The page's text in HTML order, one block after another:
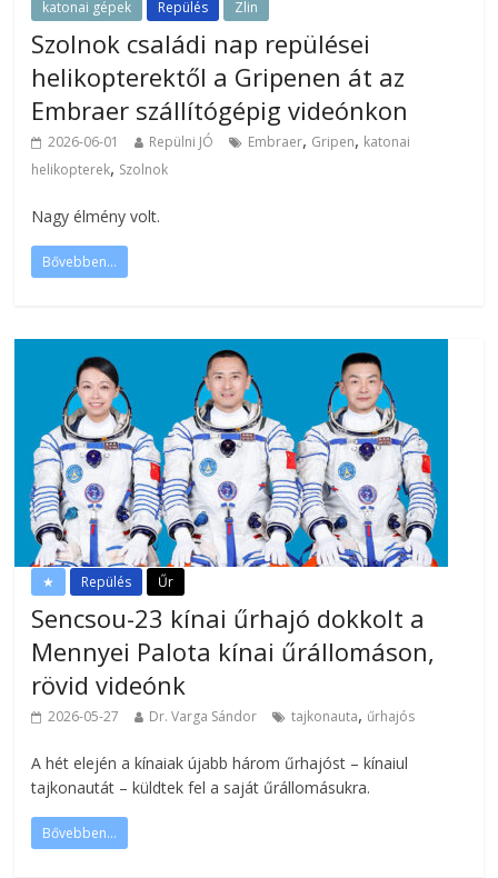
katonai gépek Repülés Zlin
Szolnok családi nap repülései
helikopterektől a Gripenen át az
Embraer szállítógépig videónkon
2026-06-01 Repülni JÓ Embraer, Gripen, katonai
helikopterek, Szolnok
Nagy élmény volt.
Bővebben...
★ Repülés Űr
Sencsou-23 kínai űrhajó dokkolt a
Mennyei Palota kínai űrállomáson,
rövid videónk
2026-05-27 Dr. Varga Sándor tajkonauta, űrhajós
A hét elején a kínaiak újabb három űrhajóst – kínaiul
tajkonautát – küldtek fel a saját űrállomásukra.
Bővebben...